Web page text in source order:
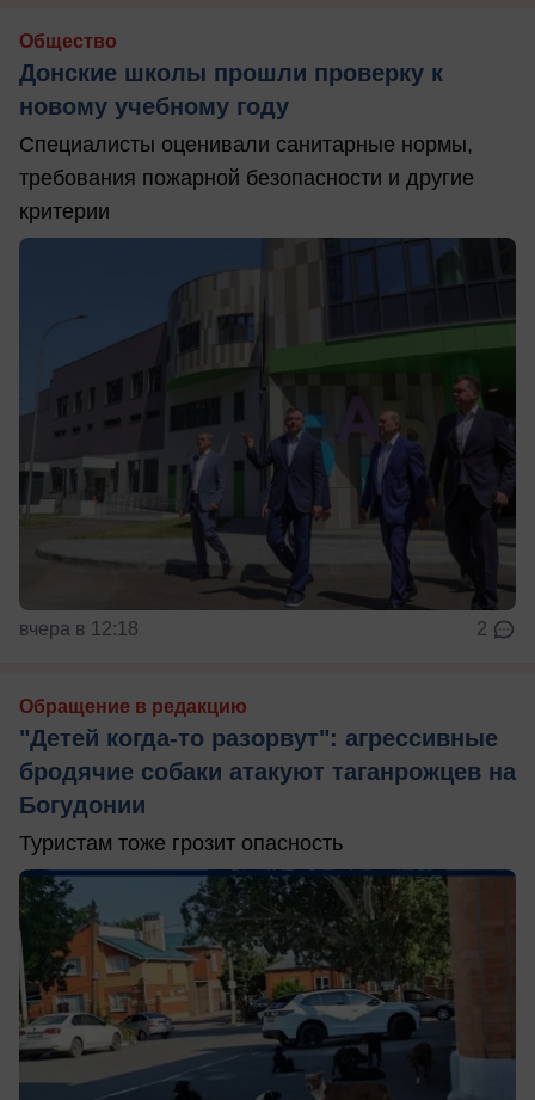
Общество
Донские школы прошли проверку к
новому учебному году
Специалисты оценивали санитарные нормы,
требования пожарной безопасности и другие
критерии
вчера в 12:18 2
Обращение в редакцию
"Детей когда-то разорвут": агрессивные
бродячие собаки атакуют таганрожцев на
Богудонии
Туристам тоже грозит опасность